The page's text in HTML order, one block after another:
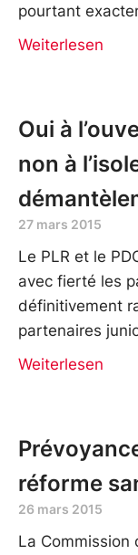
pourtant
Weiterlesen
Oui à
non à
27 mars 2015
Le PLR et le
avec fierté les
définitivement
partenaires
Weiterlesen
réforme
26 mars 2015
La Commission